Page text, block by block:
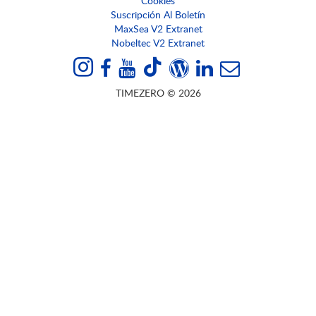
Suscripción Al Boletín
MaxSea V2 Extranet
Nobeltec V2 Extranet
TIMEZERO © 2026